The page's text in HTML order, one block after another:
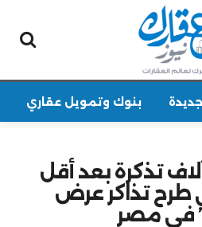
بنوك وتمويل عقاري
أكثر من 10 آلاف تذكرة بعد أقل
طرح تذاكر عرض
في مصر